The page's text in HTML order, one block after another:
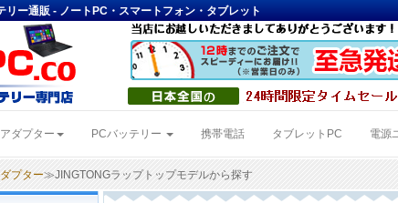
リー通販 - ノートPC・スマートフォン・タブレット
ダプター PCバッテリー 携帯電話 タブレットPC 電源
プター≫JINGTONGラップトップモデルから探す